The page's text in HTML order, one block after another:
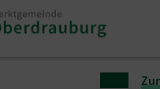
springen